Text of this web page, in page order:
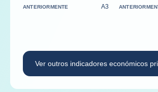
ANTERIORMENTE A3
Ver outros indicadores económicos